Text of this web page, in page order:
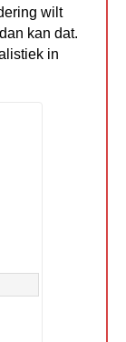
wilt
kan dat.
in